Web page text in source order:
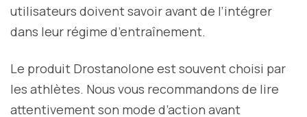
utilisateurs doivent savoir avant de l’intégrer
dans leur régime d’entraînement.
Le produit Drostanolone est souvent choisi par
les athlètes. Nous vous recommandons de lire
attentivement son mode d’action avant